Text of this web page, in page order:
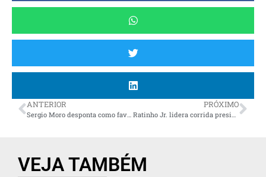
ANTERIOR
Sergio Moro desponta como favorito na corrida pelo governo do Paraná em 2026, aponta Paraná Pesquisas
PRÓXIMO
Ratinho Jr. lidera corrida presidencial no Paraná, à frente de Lula e Michelle Bolsonaro, aponta pesquisa
VEJA TAMBÉM